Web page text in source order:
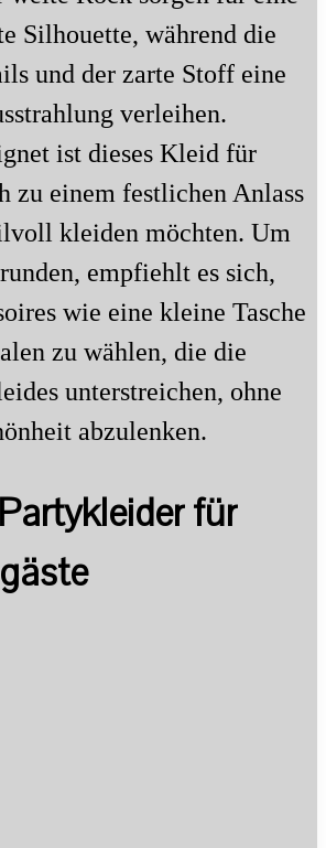
Silhouette, während die
und der zarte Stoff eine
verleihen.
ist dieses Kleid für
zu einem festlichen Anlass
kleiden möchten. Um
empfiehlt es sich,
wie eine kleine Tasche
zu wählen, die die
unterstreichen, ohne
abzulenken.
für